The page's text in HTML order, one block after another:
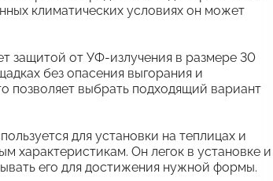
климатических условиях он может
от УФ-излучения в размере 30
без опасения выгорания и
позволяет выбрать подходящий вариант
для установки на теплицах и
характеристикам. Он легок в установке и
его для достижения нужной формы.